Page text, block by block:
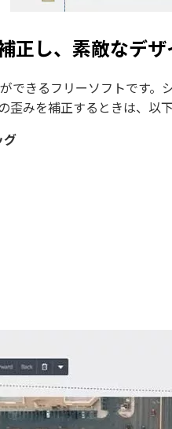
正し、素敵なデ
できるフリーソフトです
歪みを補正するときは、以
グ